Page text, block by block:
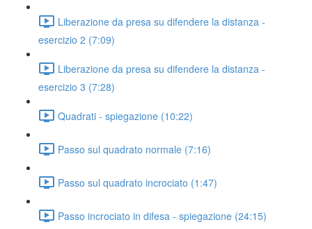
Liberazione da presa su difendere la distanza -
esercizio 2 (7:09)
Liberazione da presa su difendere la distanza -
esercizio 3 (7:28)
Quadrati - spiegazione (10:22)
Passo sul quadrato normale (7:16)
Passo sul quadrato incrociato (1:47)
Passo incrociato in difesa - spiegazione (24:15)